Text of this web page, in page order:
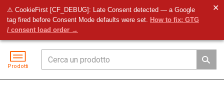
⚠ CookieFirst [CF_DEBUG]: Late Consent detected — a Google
tag fired before Consent Mode defaults were set. How to fix: GTG
/ consent load order →
✕
Prodotti